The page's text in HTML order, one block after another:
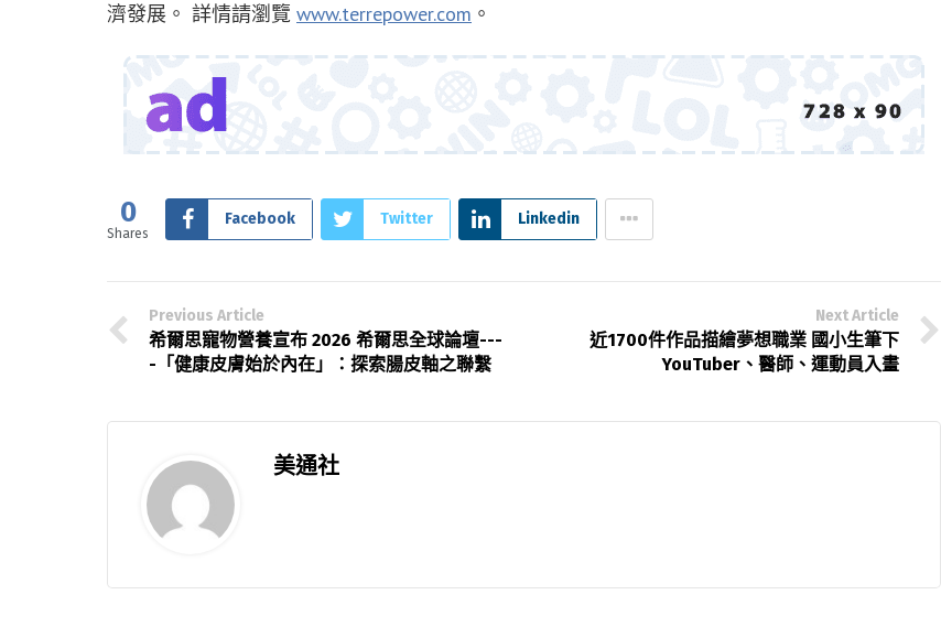
濟發展。 詳情請瀏覽 www.terrepower.com 。
0
Shares
Facebook Twitter Linkedin
Previous Article
希爾思寵物營養宣布 2026 希爾思全球論壇---
-「健康皮膚始於內在」：探索腸皮軸之聯繫
Next Article
近1700件作品描繪夢想職業 國小生筆下
YouTuber、醫師、運動員入畫
美通社